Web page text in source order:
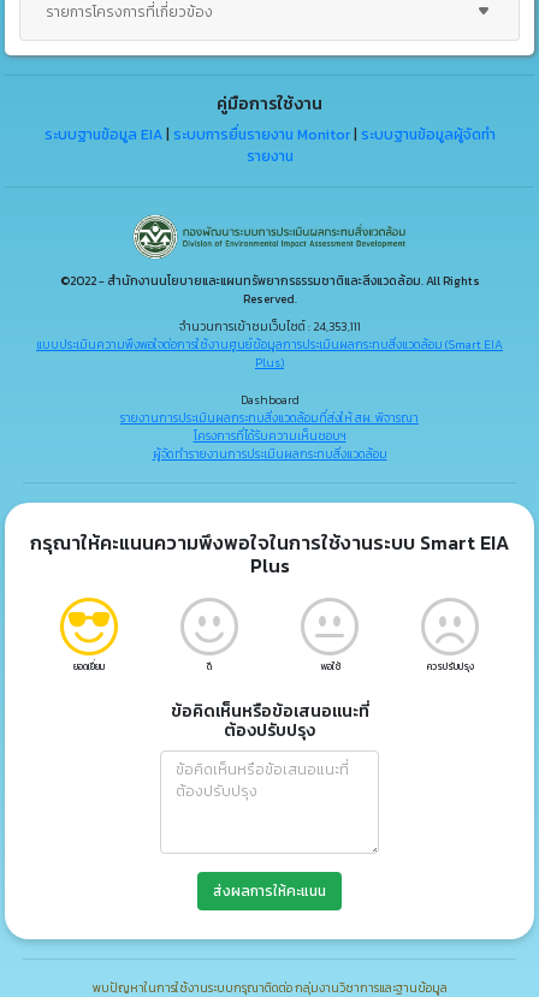
รายการโครงการที่เกี่ยวข้อง
คู่มือการใช้งาน
ระบบฐานข้อมูล EIA| ระบบการยื่นรายงาน Monitor| ระบบฐานข้อมูลผู้จัดทำ
รายงาน
©2022 - สำนักงานนโยบายและแผนทรัพยากรธรรมชาติและสิ่งแวดล้อม. All Rights
Reserved.
จำนวนการเข้าชมเว็บไซต์ : 24,353,111
แบบประเมินความพึงพอใจต่อการใช้งานศูนย์ข้อมูลการประเมินผลกระทบสิ่งแวดล้อม (Smart EIA
Plus)
Dashboard
รายงานการประเมินผลกระทบสิ่งแวดล้อมที่ส่งให้ สผ. พิจารณา
โครงการที่ได้รับความเห็นชอบฯ
ผู้จัดทำรายงานการประเมินผลกระทบสิ่งแวดล้อม
กรุณาให้คะแนนความพึงพอใจในการใช้งานระบบ Smart EIA
Plus
ยอดเยี่ยม ดี พอใช้ ควรปรับปรุง
ข้อคิดเห็นหรือข้อเสนอแนะที่
ต้องปรับปรุง
ส่งผลการให้คะแนน
พบปัญหาในการใช้งานระบบกรุณาติดต่อ กลุ่มงานวิชาการและฐานข้อมูล